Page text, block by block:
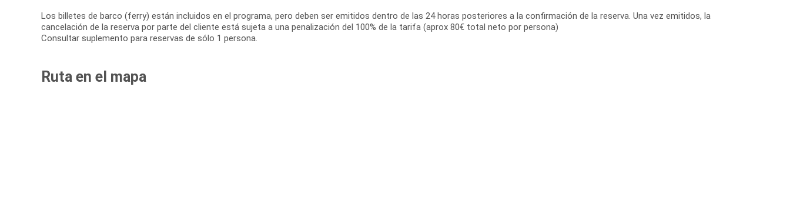
Los billetes de barco (ferry) están incluidos en el programa, pero deben ser emitidos dentro de las 24 horas posteriores a la confirmación de la reserva. Una vez emitidos, la
cancelación de la reserva por parte del cliente está sujeta a una penalización del 100% de la tarifa (aprox 80€ total neto por persona)
Consultar suplemento para reservas de sólo 1 persona.
Ruta en el mapa